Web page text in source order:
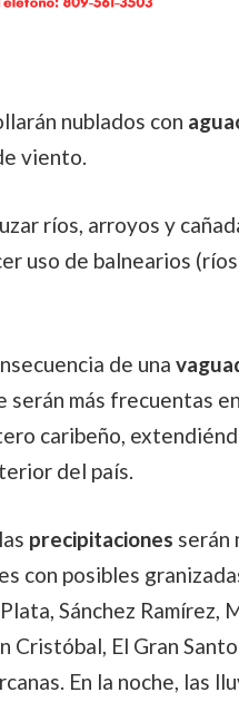
nublados con
viento.
ríos, arroyos y
uso de balnearios
de una
más frecuentas
caribeño,
del país.
precipitaciones serán
con posibles
Sánchez Ramírez,
Cristóbal, El Gran
En la noche, las